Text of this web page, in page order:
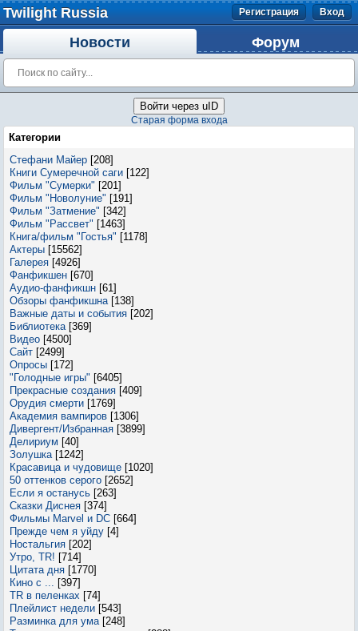
Twilight Russia Регистрация Вход
Новости Форум
Войти через uID
Старая форма входа
Категории
Стефани Майер [208]
Книги Сумеречной саги [122]
Фильм "Сумерки" [201]
Фильм "Новолуние" [191]
Фильм "Затмение" [342]
Фильм "Рассвет" [1463]
Книга/фильм "Гостья" [1178]
Актеры [15562]
Галерея [4926]
Фанфикшен [670]
Аудио-фанфикшн [61]
Обзоры фанфикшна [138]
Важные даты и события [202]
Библиотека [369]
Видео [4500]
Сайт [2499]
Опросы [172]
"Голодные игры" [6405]
Прекрасные создания [409]
Орудия смерти [1769]
Академия вампиров [1306]
Дивергент/Избранная [3899]
Делириум [40]
Золушка [1242]
Красавица и чудовище [1020]
50 оттенков серого [2652]
Если я останусь [263]
Сказки Диснея [374]
Фильмы Marvel и DC [664]
Прежде чем я уйду [4]
Ностальгия [202]
Утро, TR! [714]
Цитата дня [1770]
Кино с ... [397]
TR в пеленках [74]
Плейлист недели [543]
Разминка для ума [248]